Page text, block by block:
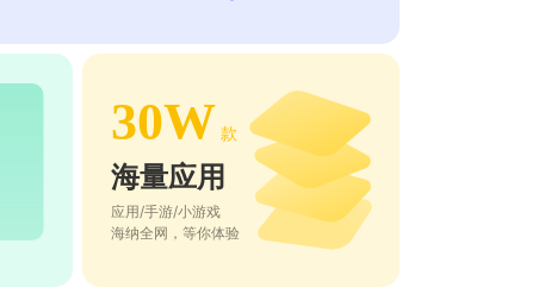
30W 款
海量应用
应用/手游/小游戏
海纳全网，等你体验